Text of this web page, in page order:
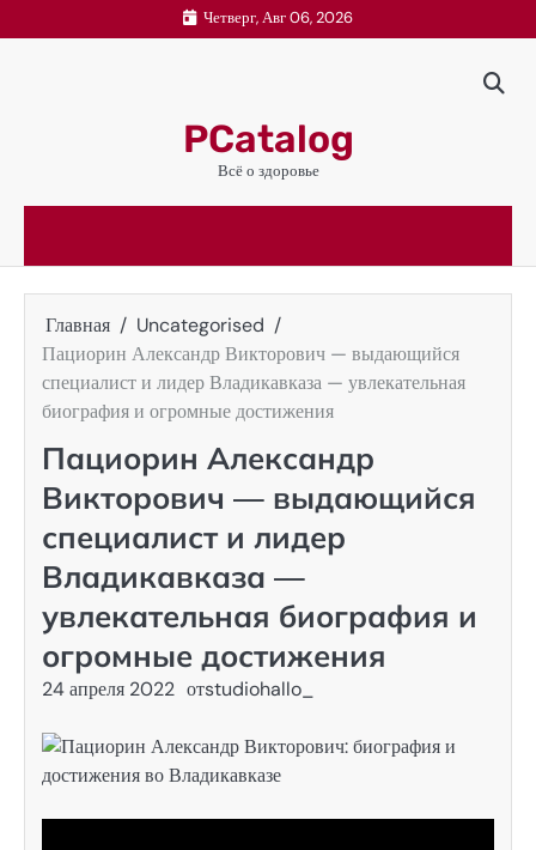
к
Четверг, Авг 06, 2026
PCatalog
Всё о здоровье
Главная
Uncategorised
Пациорин Александр Викторович — выдающийся
специалист и лидер Владикавказа — увлекательная
биография и огромные достижения
Пациорин Александр
Викторович — выдающийся
специалист и лидер
Владикавказа —
увлекательная биография и
огромные достижения
24 апреля 2022 отstudiohallo_